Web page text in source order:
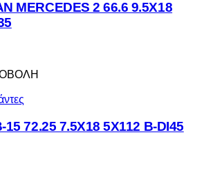
MERCEDES 2 66.6 9.5X18
15 72.25 7.5Χ18 5Χ112 Β-DI45